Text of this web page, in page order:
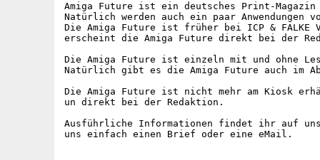
Amiga Future ist ein deutsches Print-Magazin
Natürlich werden auch ein paar Anwendungen
Die Amiga Future ist früher bei ICP & FALKE
erscheint die Amiga Future direkt bei der
Die Amiga Future ist einzeln mit und ohne
Natürlich gibt es die Amiga Future auch im
Die Amiga Future ist nicht mehr am Kiosk
un direkt bei der Redaktion.
Ausführliche Informationen findet ihr auf
uns einfach einen Brief oder eine eMail.